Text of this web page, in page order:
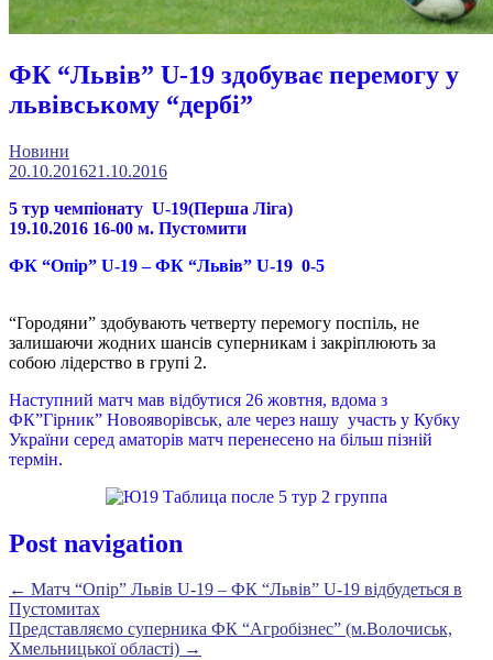
ФК “Львів” U-19 здобуває перемогу у
львівському “дербі”
Новини
20.10.201621.10.2016
5 тур чемпіонату U-19(Перша Ліга)
19.10.2016 16-00 м. Пустомити
ФК “Опір” U-19 – ФК “Львів” U-19 0-5
“Городяни” здобувають четверту перемогу поспіль, не
залишаючи жодних шансів суперникам і закріплюють за
собою лідерство в групі 2.
Наступний матч мав відбутися 26 жовтня, вдома з
ФК”Гірник” Новояворівськ, але через нашу участь у Кубку
України серед аматорів матч перенесено на більш пізній
термін.
Post navigation
← Матч “Опір” Львів U-19 – ФК “Львів” U-19 відбудеться в
Пустомитах
Представляємо суперника ФК “Агробізнес” (м.Волочиськ,
Хмельницької області) →